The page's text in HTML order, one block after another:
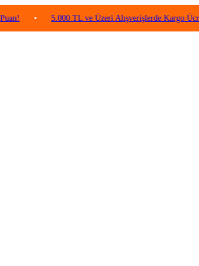
• 5.000 TL ve Üzeri Alışverişlerde Kargo Ücretsiz!